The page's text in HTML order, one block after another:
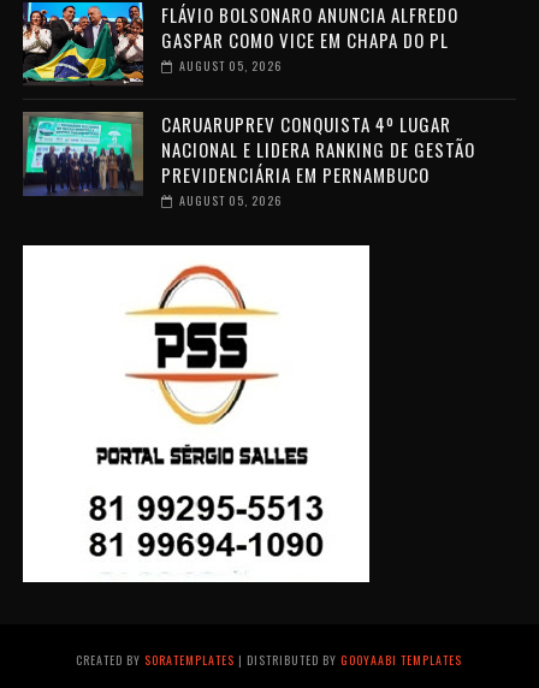
FLÁVIO BOLSONARO ANUNCIA ALFREDO
GASPAR COMO VICE EM CHAPA DO PL
AUGUST 05, 2026
CARUARUPREV CONQUISTA 4º LUGAR
NACIONAL E LIDERA RANKING DE GESTÃO
PREVIDENCIÁRIA EM PERNAMBUCO
AUGUST 05, 2026
CREATED BY SORATEMPLATES | DISTRIBUTED BYGOOYAABI TEMPLATES